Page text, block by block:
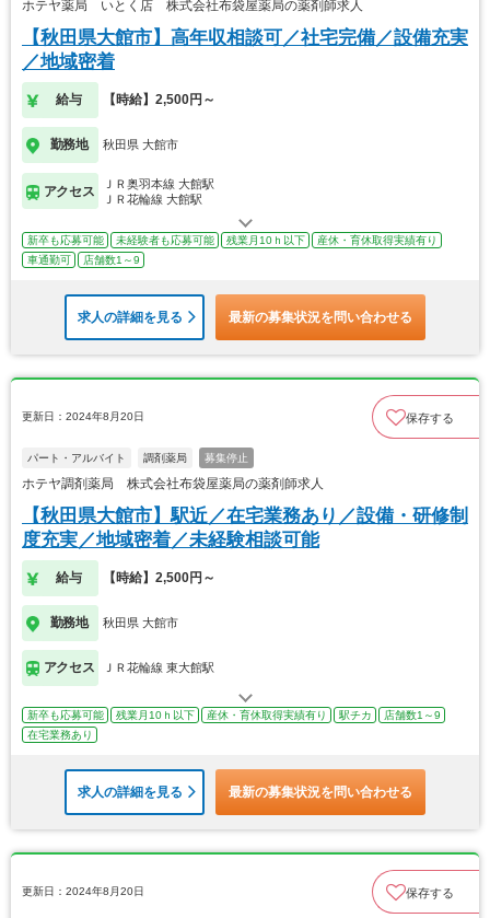
ホテヤ薬局 いとく店 株式会社布袋屋薬局の薬剤師求人
【秋田県大館市】高年収相談可／社宅完備／設備充実
／地域密着
給与 【時給】2,500円～
勤務地 秋田県 大館市
アクセス
ＪＲ奥羽本線 大館駅
ＪＲ花輪線 大館駅
新卒も応募可能 未経験者も応募可能 残業月10ｈ以下
産休・育休取得実績有り
車通勤可
店舗数1～9
求人の詳細を見る 最新の募集状況を問い合わせる
更新日：2024年8月20日 保存する
パート・アルバイト 調剤薬局 募集停止
ホテヤ調剤薬局 株式会社布袋屋薬局の薬剤師求人
【秋田県大館市】駅近／在宅業務あり／設備・研修制
度充実／地域密着／未経験相談可能
給与 【時給】2,500円～
勤務地 秋田県 大館市
アクセス ＪＲ花輪線 東大館駅
新卒も応募可能 残業月10ｈ以下 産休・育休取得実績有り 駅チカ
店舗数1～9
在宅業務あり
求人の詳細を見る 最新の募集状況を問い合わせる
更新日：2024年8月20日 保存する